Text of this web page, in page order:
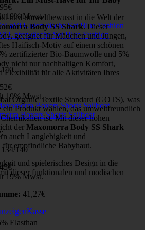
€
19% Mwst.
Unterwäsche Set Blue Fushion
140
€
19% Mwst.
Boxers Shorts Sailboat
134/140
€
19% Mwst.
41,27€
Kasse
und umweltbewusst in die Welt der
Body SS Shark. Dieser
geeignet für Mädchen und Jungen,
Haifisch-Motiv auf einem schönen
zertifizierter Bio-Baumwolle und 5%
nicht nur nachhaltigen Komfort,
Flexibilität für alle Aktivitäten Ihres
Organic Textile Standard (GOTS), was
ein Produkt wählen, das umweltfreundlich
ist. Mit dieser hohen
der Maxomorra Body SS Shark
auch Langlebigkeit und
empfindliche Babyhaut.
und spielerisches Design in die
dieser funktionalen und modischen
Elasthan